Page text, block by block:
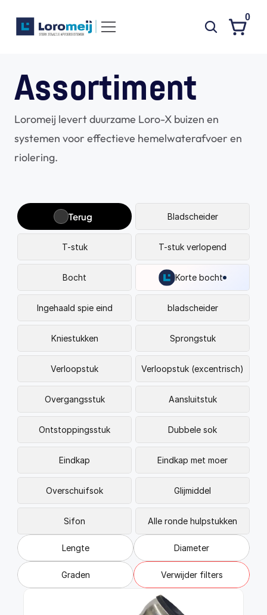
Assortiment
Loromeij levert duurzame Loro-X buizen en
systemen voor effectieve hemelwaterafvoer en
riolering.
Terug
Alle ronde hulpstukken
Bladscheider
T-stuk T-stuk verlopend
Bocht Korte bocht
Ingehaald spie eind bladscheider
Kniestukken Sprongstuk
Verloopstuk Verloopstuk (excentrisch)
Overgangsstuk Aansluitstuk
Ontstoppingsstuk Dubbele sok
Eindkap Eindkap met moer
Overschuifsok Glijmiddel
Sifon
Lengte Diameter
Graden Verwijder filters
Producten
Projecten
Poedercoaten
Waarom Loromeij
Downloads
Contact
Blogs
0